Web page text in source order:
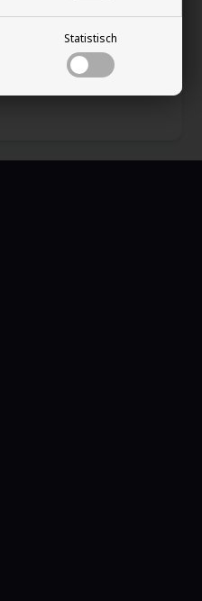
Statistisch